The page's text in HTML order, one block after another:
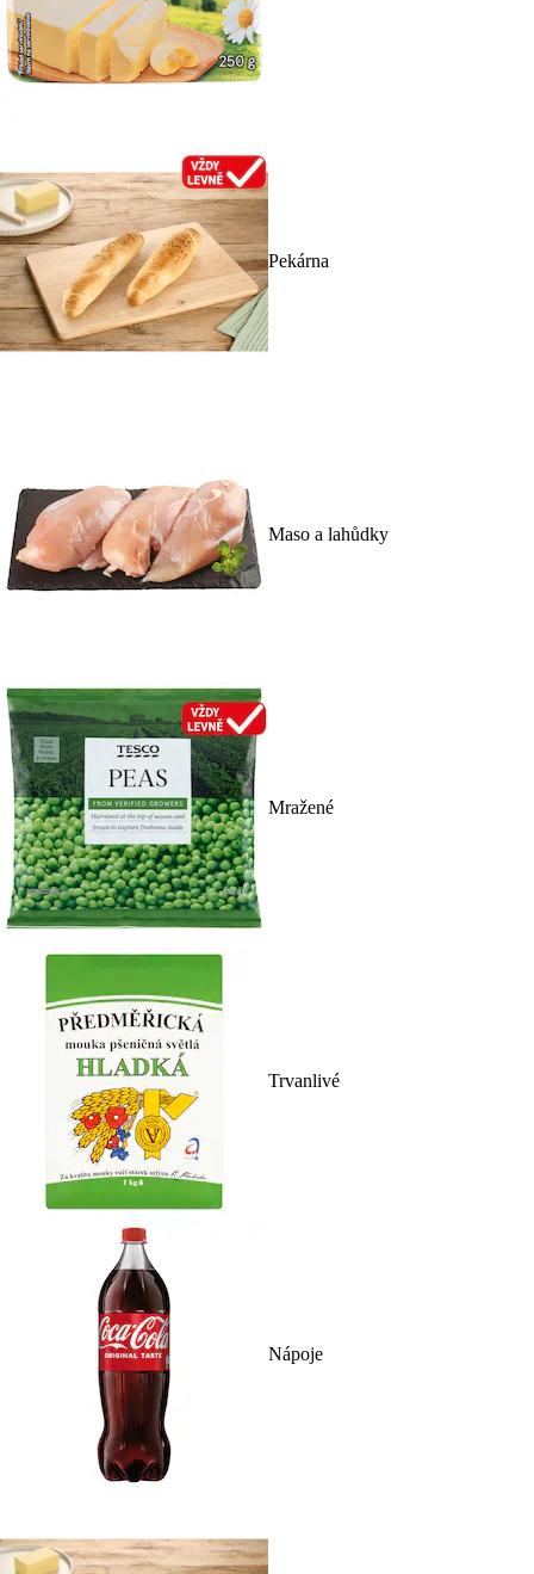
Pekárna
Maso a lahůdky
Mražené
Trvanlivé
Nápoje